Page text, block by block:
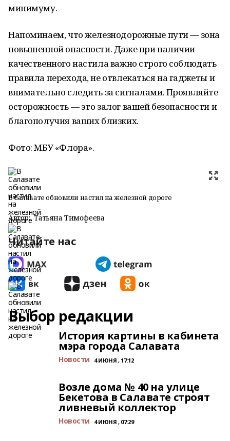
минимуму.
Напоминаем, что железнодорожные пути — зона
повышенной опасности. Даже при наличии
качественного настила важно строго соблюдать
правила перехода, не отвлекаться на гаджеты и
внимательно следить за сигналами. Проявляйте
осторожность — это залог вашей безопасности и
благополучия ваших близких.
Фото: МБУ «Флора».
В Салавате обновили настил на железной дороге
Автор: Татьяна Тимофеева
Читайте нас
Выбор редакции
История картины в кабинета
мэра города Салавата
Новости 4 ИЮНЯ , 17:12
Возле дома № 40 на улице
Бекетова в Салавате строят
ливневый коллектор
Новости 4 ИЮНЯ , 07:29